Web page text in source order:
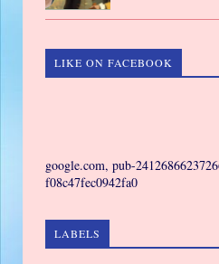
LIKE ON FACEBOOK
google.com, pub-
f08c47fec0942fa0
LABELS